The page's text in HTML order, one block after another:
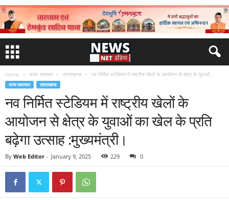
Home राज्य समाचार उत्तराखण्ड नव निर्मित स्टेडियम में राष्ट्रीय खेलों के आयोजन से क्षेत्र के युवाओं...
राज्य समाचार उत्तराखण्ड
नव निर्मित स्टेडियम में राष्ट्रीय खेलों के
आयोजन से क्षेत्र के युवाओं का खेल के प्रति
बढ़ेगा उत्साह :मुख्यमंत्री।
By Web Editor - January 9, 2025 229 0